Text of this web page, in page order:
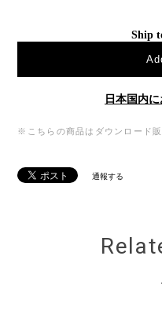
Ship
日本国内
※こちらの商品はダウンロード
通報する